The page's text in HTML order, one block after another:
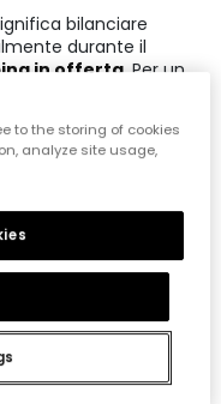
bilanciare
durante il
in offerta . Per un
Il nostro obiettivo
rinunciare alla
ogni collezione
si fermano mai.
TOTAL LOOK
scontati:i nostri
più outfit con
nell'armadio e
to the storing of cookies
analyze site usage,